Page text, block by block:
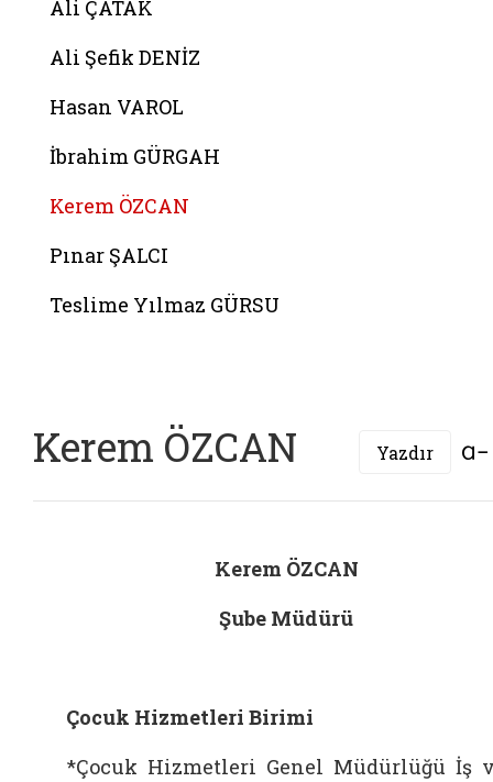
Ali ÇATAK
Ali Şefik DENİZ
Hasan VAROL
İbrahim GÜRGAH
Kerem ÖZCAN
Pınar ŞALCI
Teslime Yılmaz GÜRSU
Kerem ÖZCAN Yazdır
Kerem ÖZCAN
Şube Müdürü
Çocuk Hizmetleri Birimi
*Çocuk Hizmetleri Genel Müdürlüğü İş